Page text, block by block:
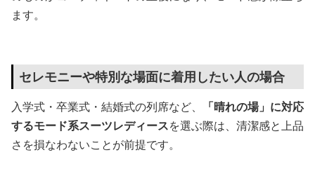
ます。
セレモニーや特別な場面に着用したい人の場合
入学式・卒業式・結婚式の列席など、
「晴れの場」に対応
するモード系スーツレディースを選ぶ際は、清潔感と上品
さを損なわないことが前提です。